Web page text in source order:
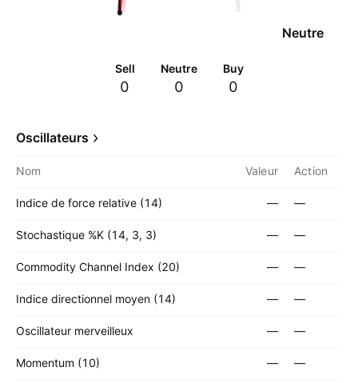
Neutre
Sell
0
Neutre
0
Buy
0
Oscillateurs
Nom Valeur Action
Indice de force relative (14) — —
Stochastique %K (14, 3, 3) — —
Commodity Channel Index (20) — —
Indice directionnel moyen (14) — —
Oscillateur merveilleux — —
Momentum (10) — —